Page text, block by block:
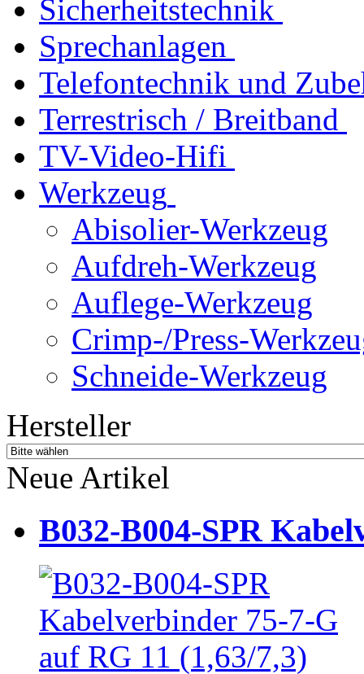
Sicherheitstechnik
Sprechanlagen
Telefontechnik und
Terrestrisch / Breitband
TV-Video-Hifi
Werkzeug
Abisolier-Werkzeug
Aufdreh-Werkzeug
Auflege-Werkzeug
Crimp-/Press-
Schneide-Werkzeug
Hersteller
Neue Artikel
B032-B004-SPR